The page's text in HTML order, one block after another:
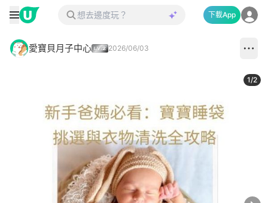
下載App
愛寶貝月子中心 2026/06/03
1/2